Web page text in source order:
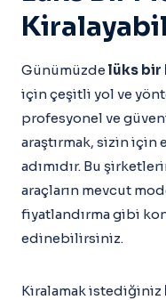
Günümüzde lüks bir
için çeşitli yol ve
profesyonel ve
araştırmak, sizin için
adımıdır. Bu
araçların mevcut
fiyatlandırma gibi
edinebilirsiniz.
Kiralamak istediğiniz